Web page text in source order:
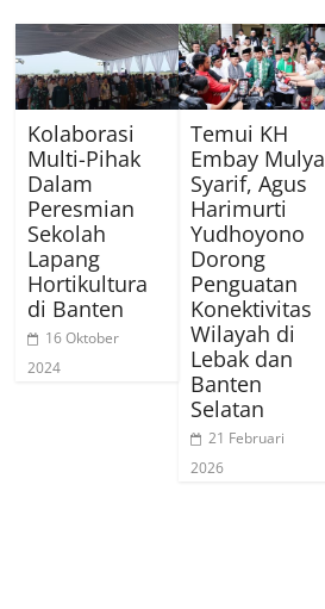
Kolaborasi
Multi-Pihak
Dalam
Peresmian
Sekolah
Lapang
Hortikultura
di Banten
16 Oktober
2024
Temui KH
Embay Mulya
Syarif, Agus
Harimurti
Yudhoyono
Dorong
Penguatan
Konektivitas
Wilayah di
Lebak dan
Banten
Selatan
21 Februari
2026